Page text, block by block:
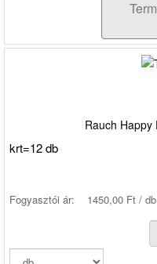
Rauch Happy
krt=12 db
Fogyasztói ár: 1450,00 Ft / db